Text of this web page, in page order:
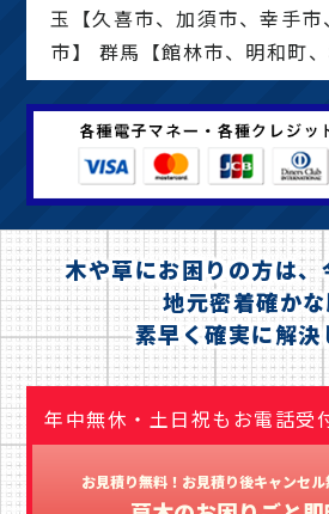
玉【久喜市、加須市、幸手
市】 群馬【館林市、明和町、
木や草にお困りの方は
地元密着確か
素早く確実に解決
年中無休・土日祝もお電話受
お見積り無料！お見積り後キャンセル